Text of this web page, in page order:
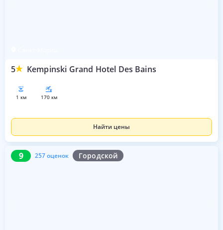
5 Kempinski Grand Hotel Des Bains
1 км 170 км
Найти цены
9 257 оценок Городской
9 257 оценок